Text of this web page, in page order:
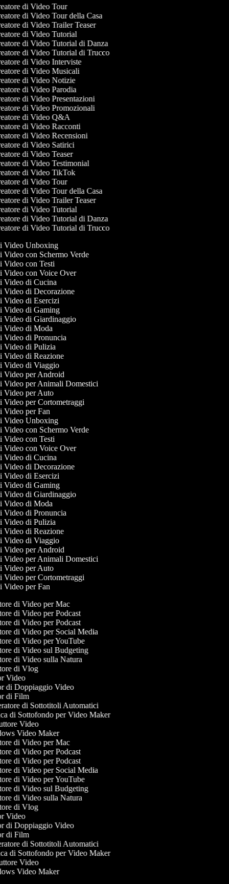
di Video Tour
di Video Tour della Casa
di Video Trailer Teaser
di Video Tutorial
di Video Tutorial di Danza
di Video Tutorial di Trucco
di Video Interviste
di Video Musicali
di Video Notizie
di Video Parodia
di Video Presentazioni
di Video Promozionali
di Video Q&A
di Video Racconti
di Video Recensioni
di Video Satirici
di Video Teaser
di Video Testimonial
di Video TikTok
di Video Tour
di Video Tour della Casa
di Video Trailer Teaser
di Video Tutorial
di Video Tutorial di Danza
di Video Tutorial di Trucco
Video Unboxing
Video con Schermo Verde
Video con Testi
Video con Voice Over
Video di Cucina
Video di Decorazione
Video di Esercizi
Video di Gaming
Video di Giardinaggio
Video di Moda
Video di Pronuncia
Video di Pulizia
Video di Reazione
Video di Viaggio
Video per Android
Video per Animali Domestici
Video per Auto
Video per Cortometraggi
Video per Fan
Video Unboxing
Video con Schermo Verde
Video con Testi
Video con Voice Over
Video di Cucina
Video di Decorazione
Video di Esercizi
Video di Gaming
Video di Giardinaggio
Video di Moda
Video di Pronuncia
Video di Pulizia
Video di Reazione
Video di Viaggio
Video per Android
Video per Animali Domestici
Video per Auto
Video per Cortometraggi
Video per Fan
di Video per Mac
di Video per Podcast
di Video per Podcast
di Video per Social Media
di Video per YouTube
di Video sul Budgeting
di Video sulla Natura
di Vlog
Video
di Doppiaggio Video
di Film
di Sottotitoli Automatici
di Sottofondo per Video Maker
Video
Video Maker
di Video per Mac
di Video per Podcast
di Video per Podcast
di Video per Social Media
di Video per YouTube
di Video sul Budgeting
di Video sulla Natura
di Vlog
Video
di Doppiaggio Video
di Film
di Sottotitoli Automatici
di Sottofondo per Video Maker
Video
Video Maker